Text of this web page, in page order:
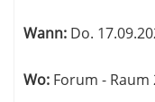
Wann: Do.
Wo: Forum - Raum